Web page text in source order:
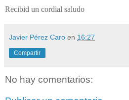
Recibid un cordial saludo
Javier Pérez Caro en 16:27
Compartir
No hay comentarios: